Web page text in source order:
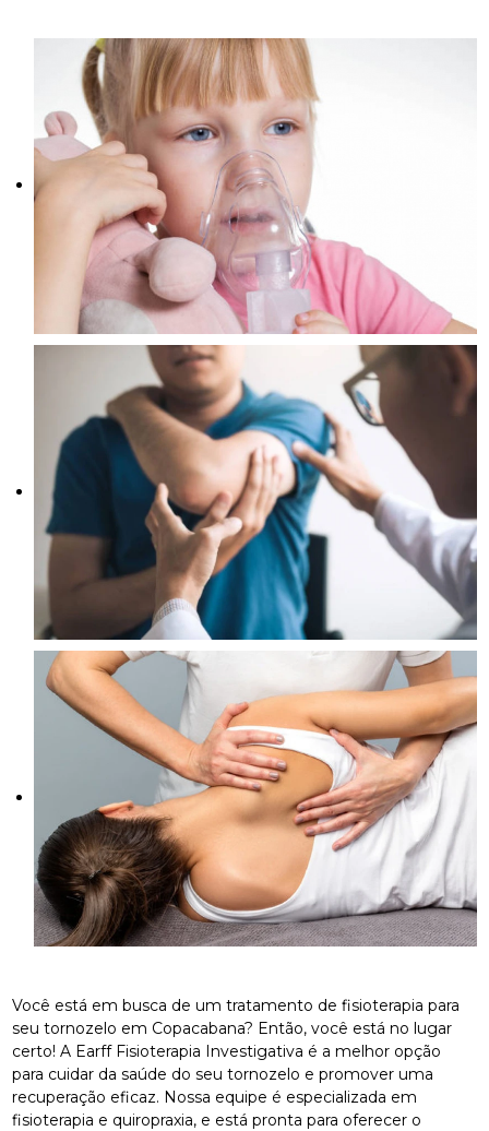
Você está em busca de um tratamento de fisioterapia para
seu tornozelo em Copacabana? Então, você está no lugar
certo! A Earff Fisioterapia Investigativa é a melhor opção
para cuidar da saúde do seu tornozelo e promover uma
recuperação eficaz. Nossa equipe é especializada em
fisioterapia e quiropraxia, e está pronta para oferecer o